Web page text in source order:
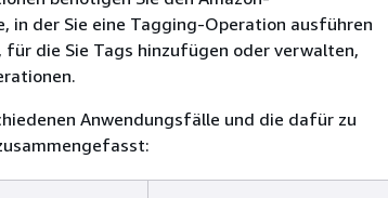
in der Sie eine Tagging-Operation ausführen
für die Sie Tags hinzufügen oder verwalten,
Anwendungsfälle und die dafür zu